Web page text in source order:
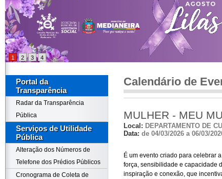
1 2 3 4
Portal da
Transparência
Radar da Transparência
Pública
Serviços de Utilidade
Pública
Alteração dos Números de
Telefone dos Prédios Públicos
Cronograma de Coleta de
Calendário de
MULHER - MEU
Local: DEPARTAMENTO DE
Data: de 04/03/2026 a 06/03/
É um evento criado para celebrar
força, sensibilidade e capacidade
inspiração e conexão, que